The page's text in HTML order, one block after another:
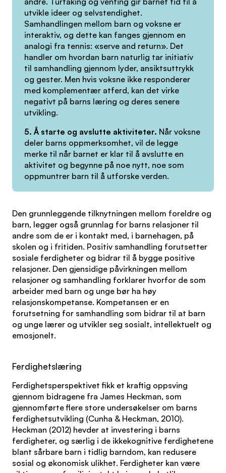
utvikle ideer og selvstendighet.
Samhandlingen mellom barn og voksne er
interaktiv, og dette kan fanges gjennom en
analogi fra tennis: «serve and return». Det
handler om hvordan barn naturlig tar initiativ
til samhandling gjennom lyder, ansiktsuttrykk
og gester. Men hvis voksne ikke responderer
med komplementær atferd, kan det virke
negativt på barns læring og deres senere
utvikling.
5. Å starte og avslutte aktiviteter. Når voksne
deler barns oppmerksomhet, vil de legge
merke til når barnet er klar til å avslutte en
aktivitet og begynne på noe nytt, noe som
oppmuntrer barn til å utforske verden.
Den grunnleggende tilknytningen mellom foreldre og
barn, legger også grunnlag for barns relasjoner til
andre som de er i kontakt med, i barnehagen, på
skolen og i fritiden. Positiv samhandling forutsetter
sosiale ferdigheter og bidrar til å bygge positive
relasjoner. Den gjensidige påvirkningen mellom
relasjoner og samhandling forklarer hvorfor de som
arbeider med barn og unge bør ha høy
relasjonskompetanse. Kompetansen er en
forutsetning for samhandling som bidrar til at barn
og unge lærer og utvikler seg sosialt, intellektuelt og
emosjonelt.
Ferdighetslæring
Ferdighetsperspektivet fikk et kraftig oppsving
gjennom bidragene fra James Heckman, som
gjennomførte flere store undersøkelser om barns
ferdighetsutvikling (Cunha & Heckman, 2010).
Heckman (2012) hevder at investering i barns
ferdigheter, og særlig i de ikkekognitive ferdighetene
blant sårbare barn i tidlig barndom, kan redusere
sosial og økonomisk ulikhet. Ferdigheter kan være